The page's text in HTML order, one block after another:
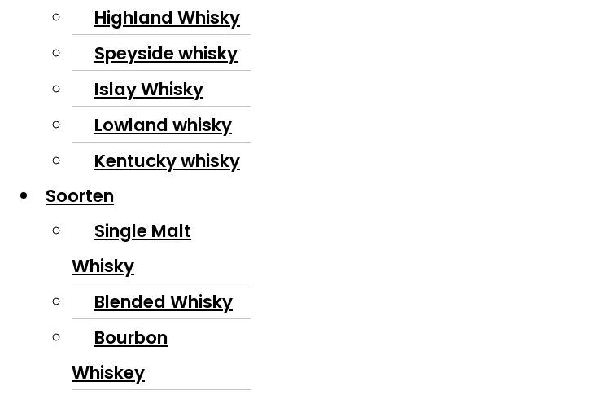
Highland Whisky
Speyside whisky
Islay Whisky
Lowland whisky
Kentucky whisky
Soorten
Single Malt
Whisky
Blended Whisky
Bourbon
Whiskey